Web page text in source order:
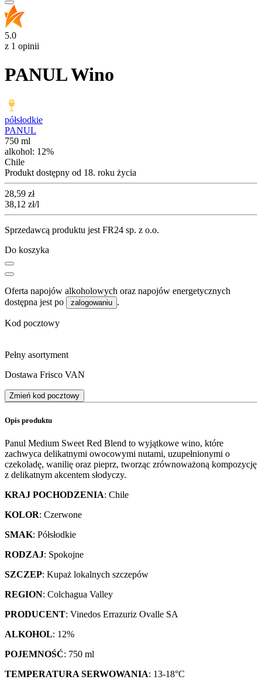
5.0
z 1 opinii
PANUL Wino
półsłodkie
PANUL
750 ml
alkohol: 12%
Chile
Produkt dostępny od 18. roku życia
Cena
28,59 zł
38,12 zł/l
Sprzedawcą produktu jest FR24 sp. z o.o.
Do koszyka
Oferta napojów alkoholowych oraz napojów energetycznych
dostępna jest po
zalogowaniu .
Kod pocztowy
Pełny asortyment
Dostawa Frisco VAN
Zmień kod pocztowy
Opis produktu
Panul Medium Sweet Red Blend to wyjątkowe wino, które
zachwyca delikatnymi owocowymi nutami, uzupełnionymi o
czekoladę, wanilię oraz pieprz, tworząc zrównoważoną kompozycję
z delikatnym akcentem słodyczy.
KRAJ POCHODZENIA: Chile
KOLOR: Czerwone
SMAK: Półsłodkie
RODZAJ: Spokojne
SZCZEP: Kupaż lokalnych szczepów
REGION: Colchagua Valley
PRODUCENT: Vinedos Errazuriz Ovalle SA
ALKOHOL: 12%
POJEMNOŚĆ: 750 ml
TEMPERATURA SERWOWANIA: 13-18°C